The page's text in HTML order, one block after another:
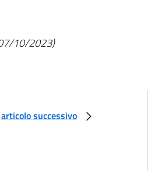
10/2023)
articolo successivo